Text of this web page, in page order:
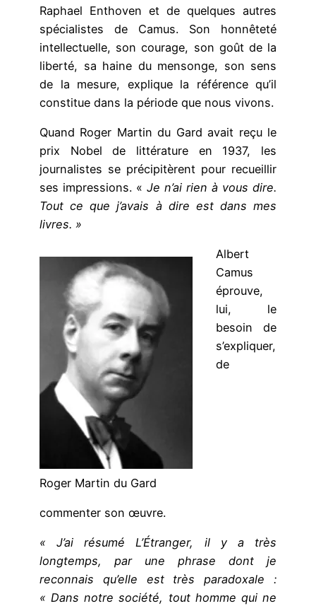
Raphael Enthoven et de quelques autres
spécialistes de Camus. Son honnêteté
intellectuelle, son courage, son goût de la
liberté, sa haine du mensonge, son sens
de la mesure, explique la référence qu’il
constitue dans la période que nous vivons.
Quand Roger Martin du Gard avait reçu le
prix Nobel de littérature en 1937, les
journalistes se précipitèrent pour recueillir
ses impressions. « Je n’ai rien à vous dire.
Tout ce que j’avais à dire est dans mes
livres. »
Roger Martin du Gard
Albert
Camus
éprouve,
lui, le
besoin de
s’expliquer,
de
commenter son œuvre.
« J’ai résumé L’Étranger, il y a très
longtemps, par une phrase dont je
reconnais qu’elle est très paradoxale :
« Dans notre société, tout homme qui ne